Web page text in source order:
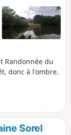
Randonnée du
donc à l'ombre.
Sorel